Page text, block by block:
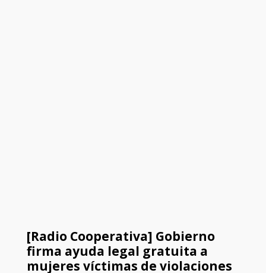
[Radio Cooperativa] Gobierno
firma ayuda legal gratuita a
mujeres víctimas de violaciones